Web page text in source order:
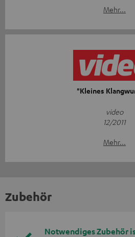
Mehr...
"Kleines
video
12/2011
Mehr...
Zubehör
Notwendiges Zubehör